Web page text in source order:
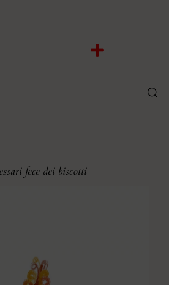
fece dei biscotti